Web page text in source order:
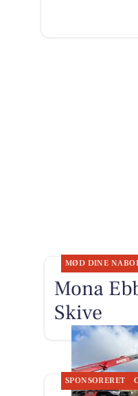
MØD DINE
Mona
Skive
SPONSORERET